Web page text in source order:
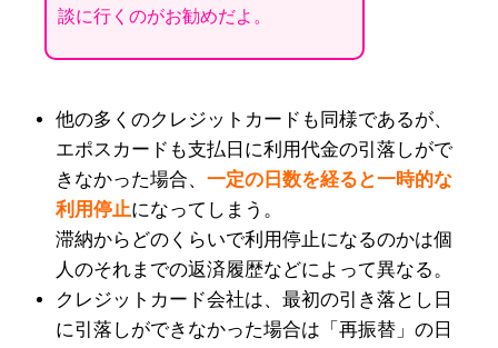
談に行くのがお勧めだよ。
他の多くのクレジットカードも同様であるが、
エポスカードも支払日に利用代金の引落しがで
きなかった場合、 一定の日数を経ると一時的な
利用停止になってしまう。
滞納からどのくらいで利用停止になるのかは個
人のそれまでの返済履歴などによって異なる。
クレジットカード会社は、最初の引き落とし日
に引落しができなかった場合は「再振替」の日